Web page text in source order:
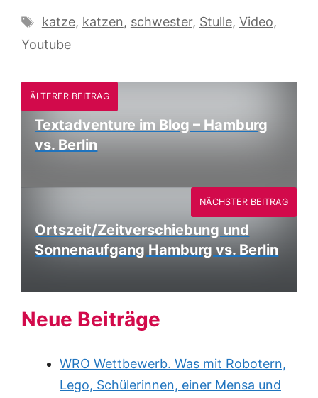
Schlagwörter
katze, katzen, schwester, Stulle, Video,
Youtube
ÄLTERER BEITRAG
Textadventure im Blog – Hamburg
vs. Berlin
Ortszeit/Zeitverschiebung und
Sonnenaufgang Hamburg vs. Berlin
NÄCHSTER BEITRAG
Neue Beiträge
WRO Wettbewerb. Was mit Robotern,
Lego, Schülerinnen, einer Mensa und